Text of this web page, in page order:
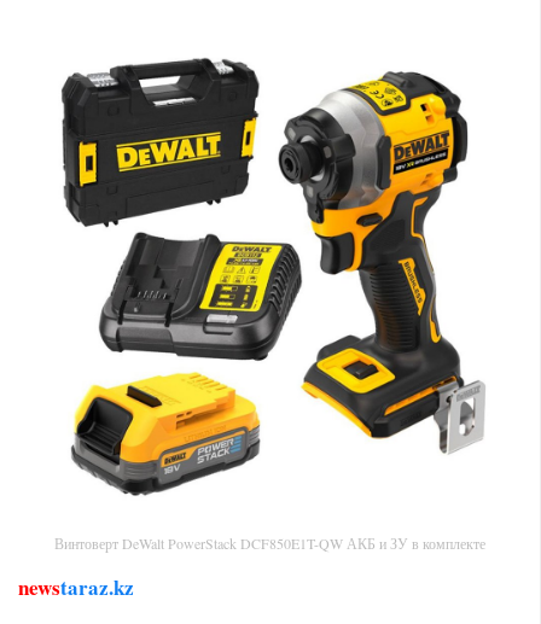
Винтоверт DeWalt PowerStack DCF850E1T-QW АКБ и ЗУ в комплекте
newstaraz.kz